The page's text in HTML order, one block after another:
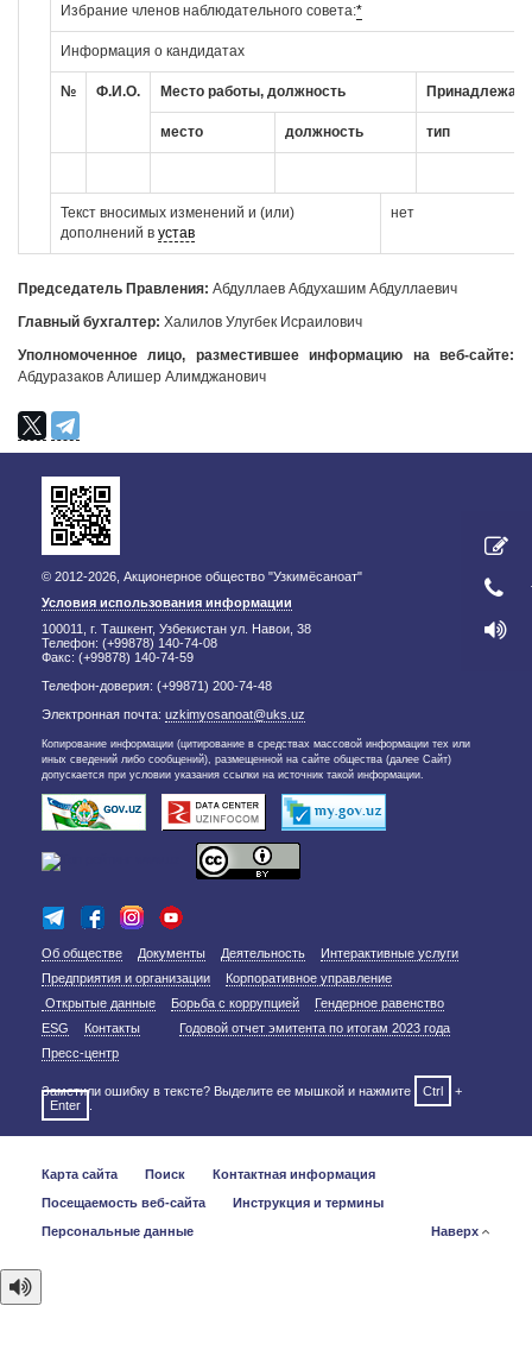
Избрание членов наблюдательного совета:*
Информация о кандидатах
№ Ф.И.О. Место работы, должность
место должность тип
Текст вносимых изменений и (или)
дополнений в устав
нет
Председатель Правления: Абдуллаев Абдухашим Абдуллаевич
Главный бухгалтер: Халилов Улугбек Исраилович
Уполномоченное лицо, разместившее информацию на веб-сайте:
Абдуразаков Алишер Алимджанович
© 2012-2026, Акционерное общество "Узкимёсаноат"
Условия использования информации
100011, г. Ташкент, Узбекистан ул. Навои, 38
Телефон: (+99878) 140-74-08
Факс: (+99878) 140-74-59
Телефон-доверия: (+99871) 200-74-48
Электронная почта: uzkimyosanoat@uks.uz
Копирование информации (цитирование в средствах массовой информации тех или
иных сведений либо сообщений), размещенной на сайте общества (далее Сайт)
допускается при условии указания ссылки на источник такой информации.
Об обществе Документы Деятельность
Интерактивные услуги
Предприятия и организации
Корпоративное управление
Открытые данные
Борьба с коррупцией
Гендерное равенство
ESG
Контакты
Годовой отчет эмитента по итогам 2023 года
Пресс-центр
Заметили ошибку в тексте? Выделите ее мышкой и нажмите Ctrl
+
Enter
Карта сайта Поиск
Контактная информация
Посещаемость веб-сайта
Инструкция и термины
Персональные данные
Наверх